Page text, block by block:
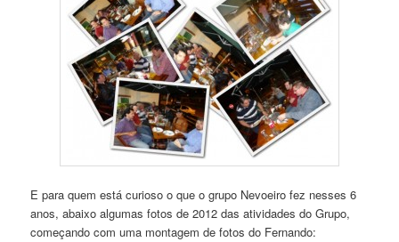
E para quem está curioso o que o grupo Nevoeiro fez nesses 6
anos, abaixo algumas fotos de 2012 das atividades do Grupo,
começando com uma montagem de fotos do Fernando: